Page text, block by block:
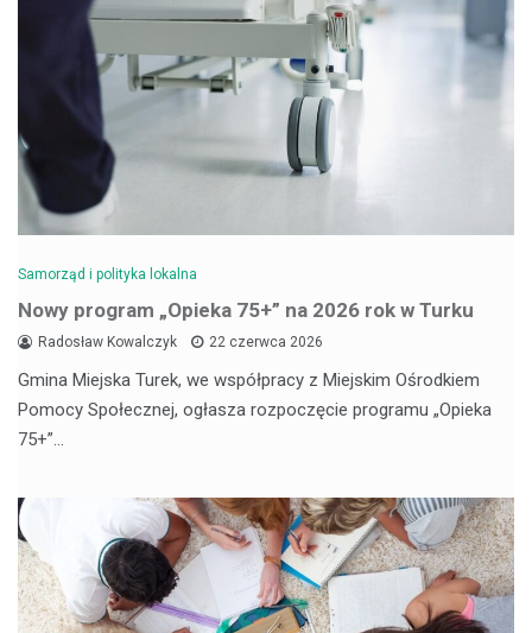
Samorząd i polityka lokalna
Nowy program „Opieka 75+” na 2026 rok w Turku
Radosław Kowalczyk 22 czerwca 2026
Gmina Miejska Turek, we współpracy z Miejskim Ośrodkiem
Pomocy Społecznej, ogłasza rozpoczęcie programu „Opieka
75+”…